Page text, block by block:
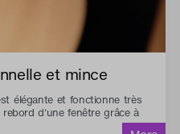
et mince
élégante et fonctionne très
d'une fenêtre grâce à